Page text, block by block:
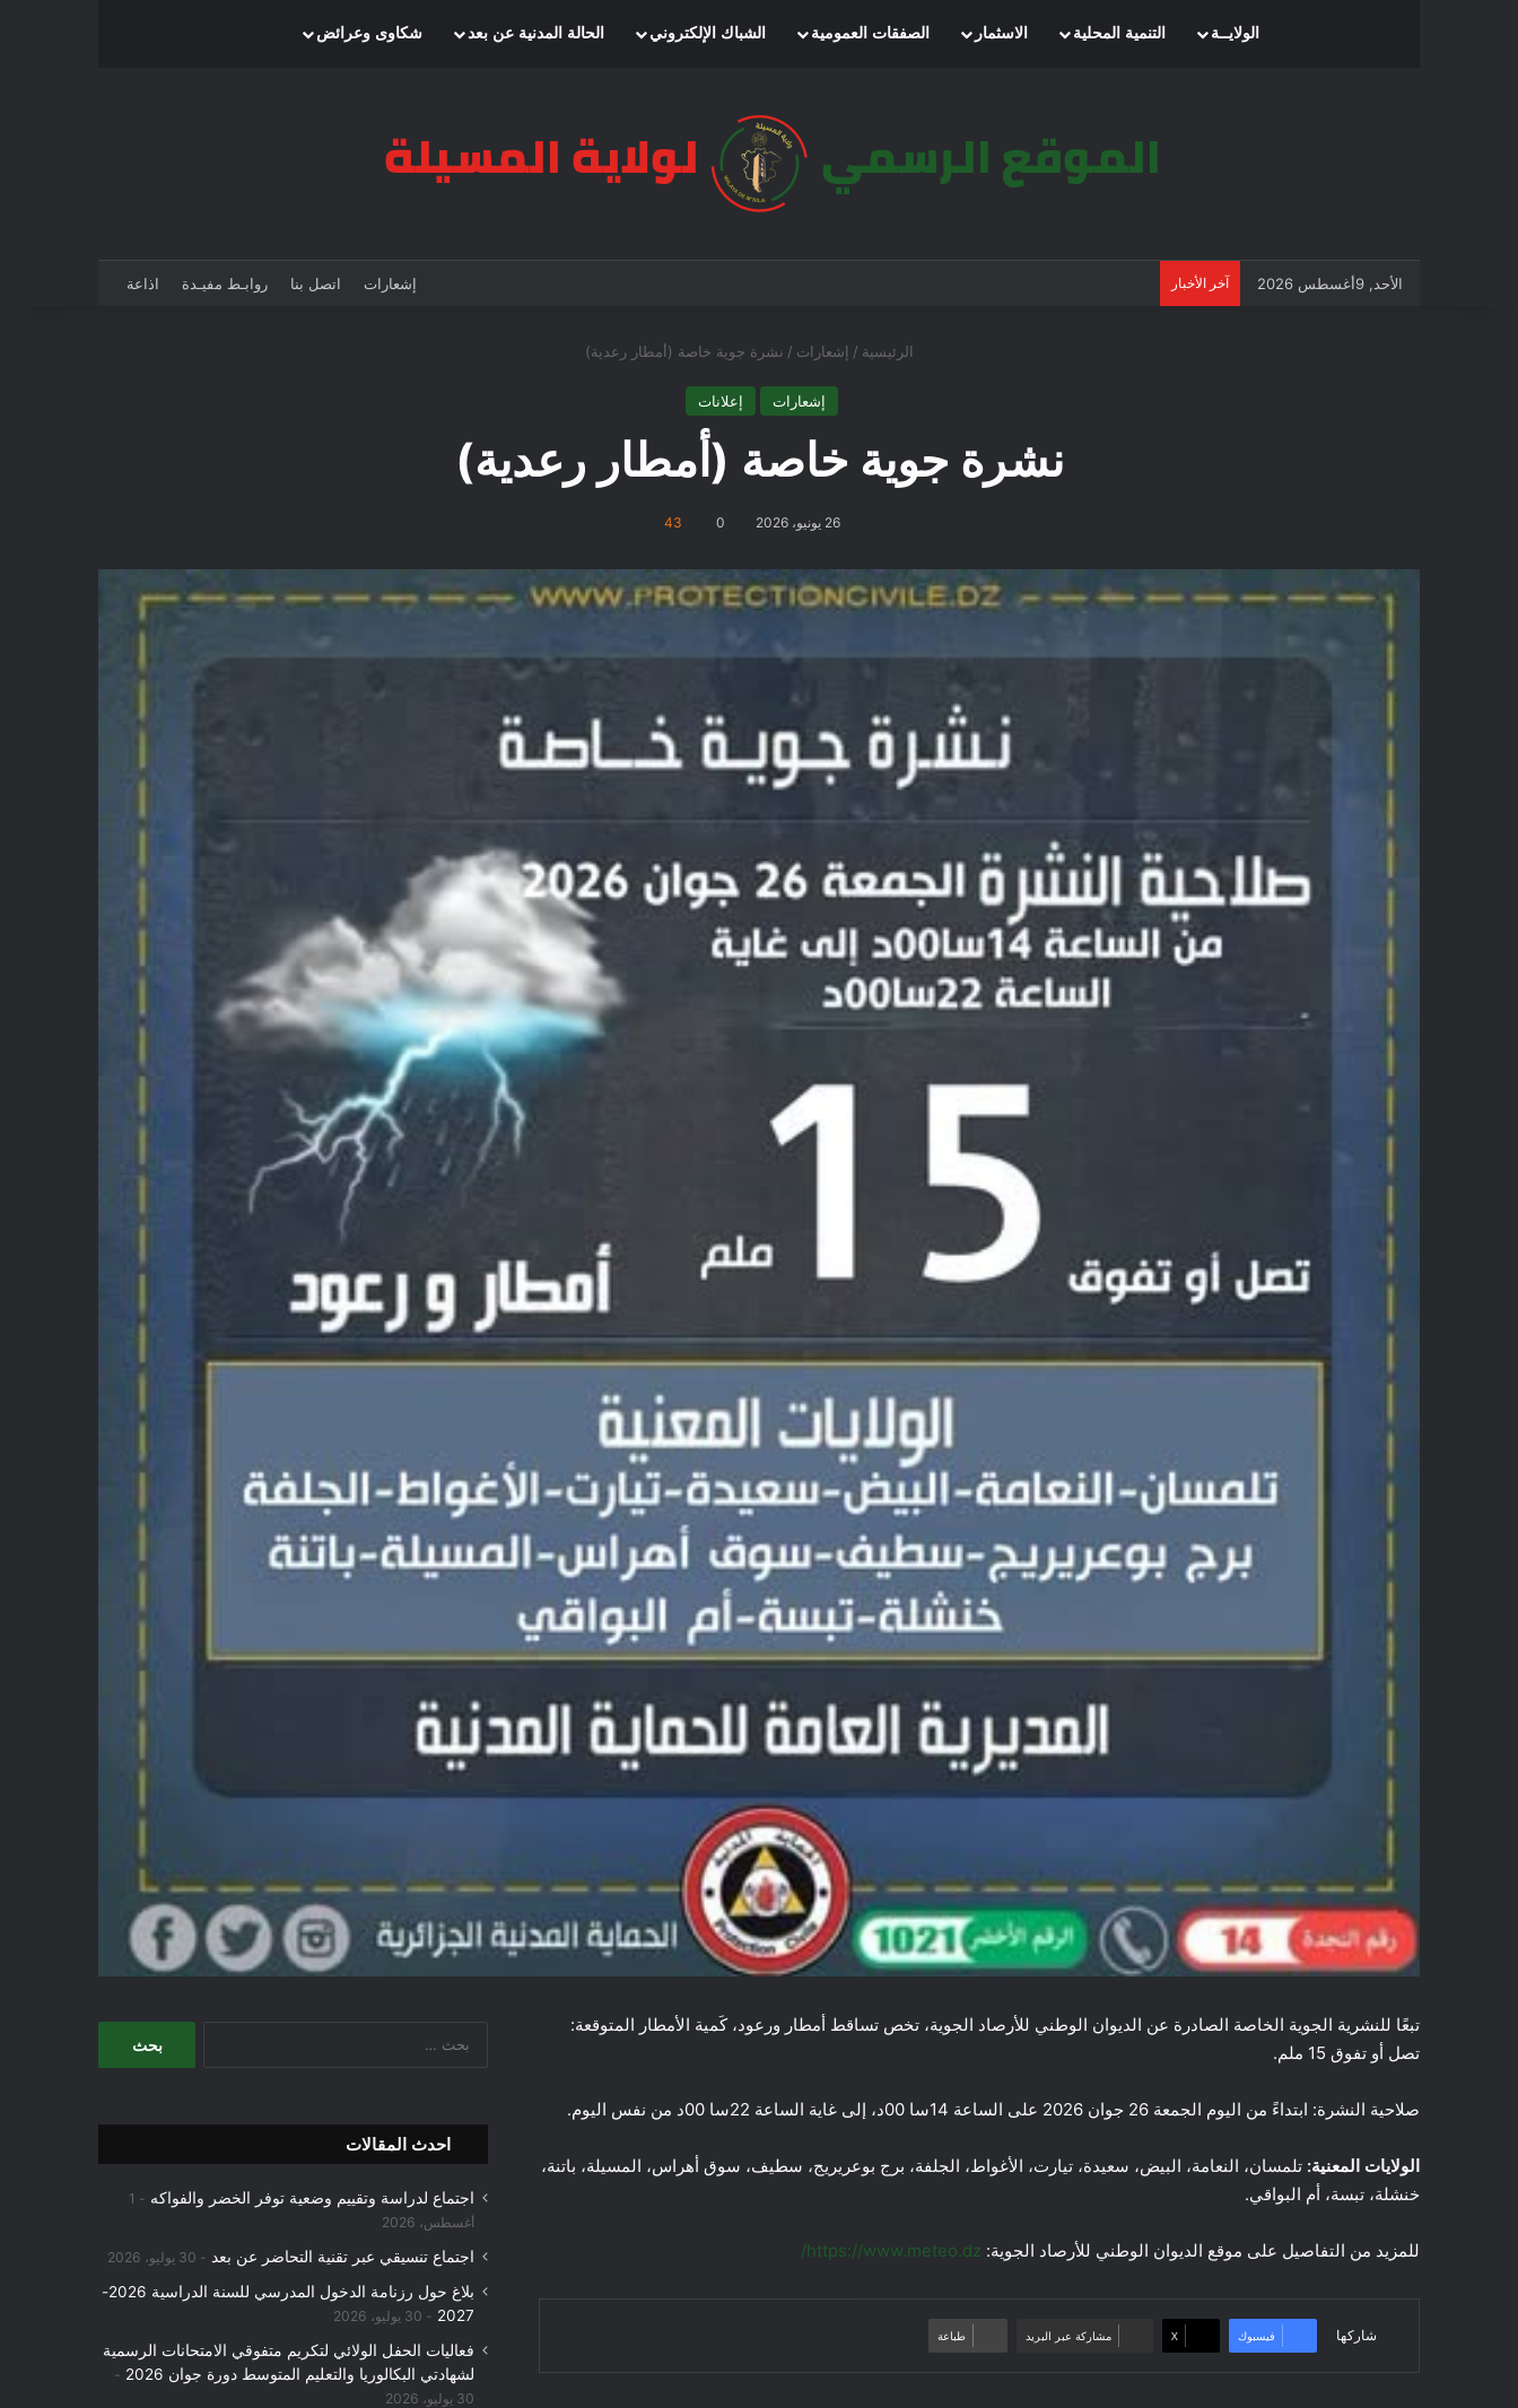
الرئيسيةالولايــة التنمية المحلية الاسثمار الصفقات العمومية الشباك الإلكتروني الحالة المدنية عن بعد شكاوى وعرائض
الأحد, 9أغسطس 2026 آخر الأخبار إشعارات اتصل بنا روابـط مفيـدة اذاعة
الرئيسية / إشعارات / نشرة جوية خاصة (أمطار رعدية)
إشعارات إعلانات
نشرة جوية خاصة (أمطار رعدية)
26 يونيو، 2026 0
43
تبعًا للنشرية الجوية الخاصة الصادرة عن الديوان الوطني للأرصاد الجوية، تخص تساقط أمطار ورعود، كَمية الأمطار المتوقعة:
تصل أو تفوق 15 ملم.
صلاحية النشرة: ابتداءً من اليوم الجمعة 26 جوان 2026 على الساعة 14سا 00د، إلى غاية الساعة 22سا 00د من نفس اليوم.
الولايات المعنية: تلمسان، النعامة، البيض، سعيدة، تيارت، الأغواط، الجلفة، برج بوعريريج، سطيف، سوق أهراس، المسيلة، باتنة،
خنشلة، تبسة، أم البواقي.
للمزيد من التفاصيل على موقع الديوان الوطني للأرصاد الجوية: https://www.meteo.dz/
شاركها فيسبوك ‫X مشاركة عبر البريد طباعة
احدث المقالات
اجتماع لدراسة وتقييم وضعية توفر الخضر والفواكه
1
أغسطس، 2026
اجتماع تنسيقي عبر تقنية التحاضر عن بعد 30 يوليو، 2026
بلاغ حول رزنامة الدخول المدرسي للسنة الدراسية 2026-
2027
30 يوليو، 2026
فعاليات الحفل الولائي لتكريم متفوقي الامتحانات الرسمية
لشهادتي البكالوريا والتعليم المتوسط دورة جوان 2026
30 يوليو، 2026